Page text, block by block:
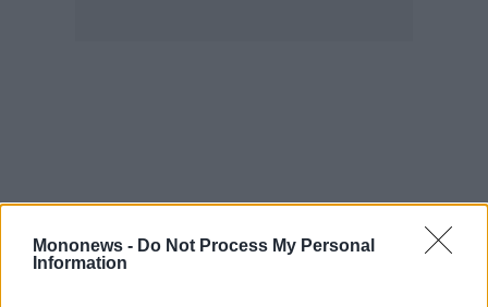
Mononews - Do Not Process My Personal
Information